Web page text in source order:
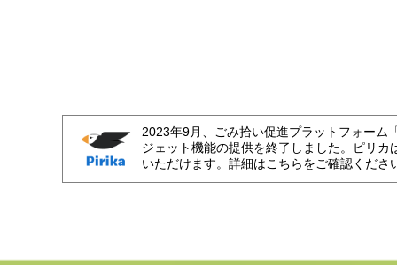
2023年9月、ごみ拾い促進プラットフォーム
ジェット機能の提供を終了しました。ピリカ
いただけます。詳細はこちらをご確認くださ